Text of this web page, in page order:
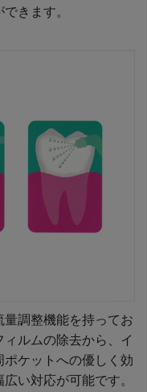
きます。
調整機能を持ってお
ルムの除去から、イ
ケットへの優しく効
い対応が可能です。